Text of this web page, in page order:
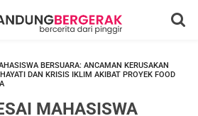
BERSUARA: ANCAMAN KERUSAKAN
DAN KRISIS IKLIM AKIBAT PROYEK FOOD
MAHASISWA